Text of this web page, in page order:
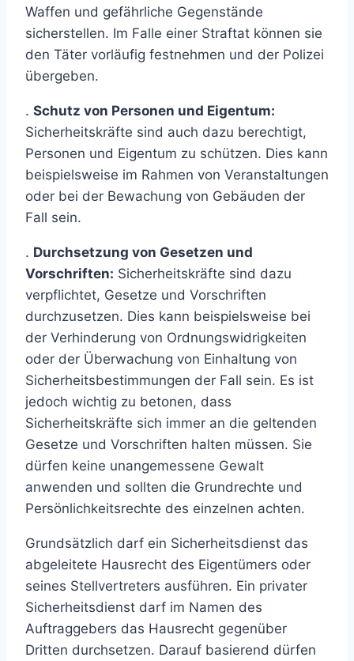
Waffen und gefährliche Gegenstände
sicherstellen. Im Falle einer Straftat können sie
den Täter vorläufig festnehmen und der Polizei
übergeben.
. Schutz von Personen und Eigentum:
Sicherheitskräfte sind auch dazu berechtigt,
Personen und Eigentum zu schützen. Dies kann
beispielsweise im Rahmen von Veranstaltungen
oder bei der Bewachung von Gebäuden der
Fall sein.
. Durchsetzung von Gesetzen und
Vorschriften: Sicherheitskräfte sind dazu
verpflichtet, Gesetze und Vorschriften
durchzusetzen. Dies kann beispielsweise bei
der Verhinderung von Ordnungswidrigkeiten
oder der Überwachung von Einhaltung von
Sicherheitsbestimmungen der Fall sein. Es ist
jedoch wichtig zu betonen, dass
Sicherheitskräfte sich immer an die geltenden
Gesetze und Vorschriften halten müssen. Sie
dürfen keine unangemessene Gewalt
anwenden und sollten die Grundrechte und
Persönlichkeitsrechte des einzelnen achten.
Grundsätzlich darf ein Sicherheitsdienst das
abgeleitete Hausrecht des Eigentümers oder
seines Stellvertreters ausführen. Ein privater
Sicherheitsdienst darf im Namen des
Auftraggebers das Hausrecht gegenüber
Dritten durchsetzen. Darauf basierend dürfen